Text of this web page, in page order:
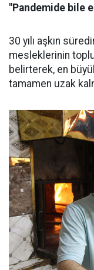
"Pandemide bile
30 yılı aşkın
mesleklerinin
belirterek, en
tamamen uzak